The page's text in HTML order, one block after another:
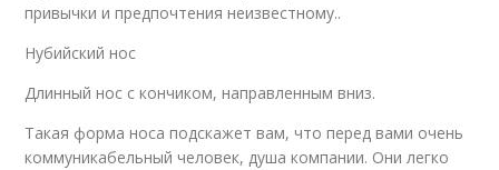
привычки и предпочтения неизвестному..
Нубийский нос
Длинный нос с кончиком, направленным вниз.
Такая форма носа подскажет вам, что перед вами очень
коммуникабельный человек, душа компании. Они легко